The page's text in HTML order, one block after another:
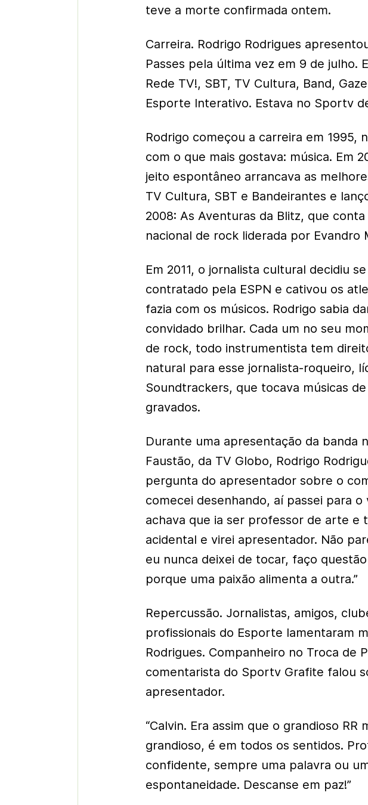
teve a morte confirmada ontem.
Carreira. Rodrigo Rodrigues
Passes pela última vez em 9 de julho.
Rede TV!, SBT, TV Cultura, Band,
Esporte Interativo. Estava no Sportv
Rodrigo começou a carreira em 1995,
com o que mais gostava: música. Em
jeito espontâneo arrancava as
TV Cultura, SBT e Bandeirantes e
2008: As Aventuras da Blitz, que
nacional de rock liderada por Evandro
Em 2011, o jornalista cultural decidiu
contratado pela ESPN e cativou os
fazia com os músicos. Rodrigo sabia
convidado brilhar. Cada um no seu
de rock, todo instrumentista tem
natural para esse jornalista-roqueiro,
Soundtrackers, que tocava músicas
gravados.
Durante uma apresentação da banda
Faustão, da TV Globo, Rodrigo
pergunta do apresentador sobre o
comecei desenhando, aí passei para o
achava que ia ser professor de arte e
acidental e virei apresentador. Não
eu nunca deixei de tocar, faço
porque uma paixão alimenta a outra.”
Repercussão. Jornalistas, amigos,
profissionais do Esporte lamentaram
Rodrigues. Companheiro no Troca de
comentarista do Sportv Grafite falou
apresentador.
“Calvin. Era assim que o grandioso RR
grandioso, é em todos os sentidos.
confidente, sempre uma palavra ou
espontaneidade. Descanse em paz!”